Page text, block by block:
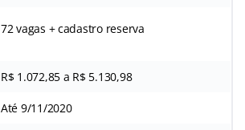
72 vagas + cadastro reserva
R$ 1.072,85 a R$ 5.130,98
Até 9/11/2020